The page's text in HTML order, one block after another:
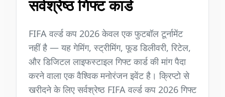
सर्वश्रेष्ठ गिफ्ट कार्ड
FIFA वर्ल्ड कप 2026 केवल एक फुटबॉल टूर्नामेंट
नहीं है — यह गेमिंग, स्ट्रीमिंग, फूड डिलीवरी, रिटेल,
और डिजिटल लाइफस्टाइल गिफ्ट कार्ड की मांग पैदा
करने वाला एक वैश्विक मनोरंजन इवेंट है। क्रिप्टो से
खरीदने के लिए सर्वश्रेष्ठ FIFA वर्ल्ड कप 2026 गिफ्ट